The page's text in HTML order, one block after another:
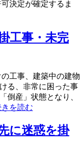
決定が確定するま
工事・未完
工事、建築中の建物
る、非常に困った事
倒産」状態となり、
を読む
に迷惑を掛